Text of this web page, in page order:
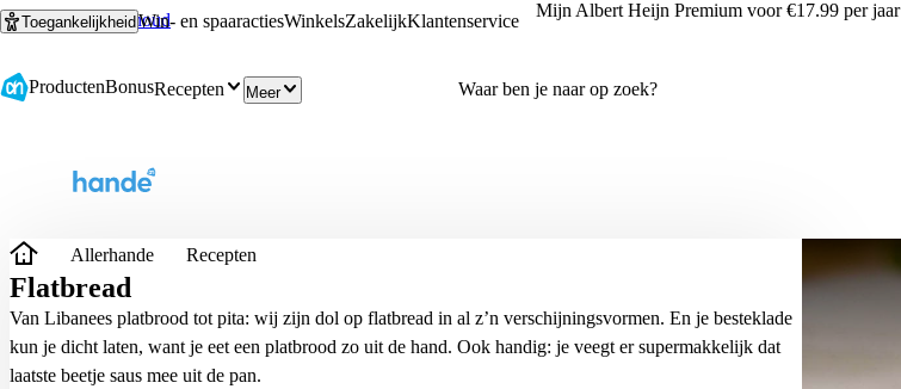
Ga naar hoofdinhoud
Ga naar zoeken
ToegankelijkheidWin- en spaaractiesWinkelsZakelijkKlantenservice
Mijn Albert Heijn Premium voor €17.99 per jaar
ProductenBonusRecepten Meer
Allerhande Recepten
Flatbread
Van Libanees platbrood tot pita: wij zijn dol op flatbread in al z’n verschijningsvormen. En je besteklade
kun je dicht laten, want je eet een platbrood zo uit de hand. Ook handig: je veegt er supermakkelijk dat
laatste beetje saus mee uit de pan.